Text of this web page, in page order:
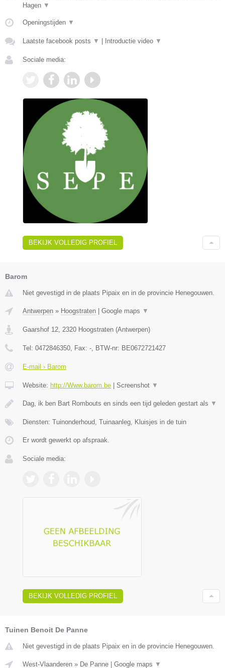
Hagen ▼
Openingstijden ▼
Laatste facebook posts ▼ Introductie video ▼
Sociale media:
BEKIJK VOLLEDIG PROFIEL
Barom
Niet gevestigd in de plaats Pipaix en in de provincie Henegouwen.
Antwerpen » Hoogstraten Google maps ▼
Gaarshof 12 2320 Hoogstraten (Antwerpen)
Tel: 0472846350 , Fax: - , BTW-nr: BE0672721427
E-mail › Barom
Website: http://Www.barom.be Screenshot ▼
Dag, ik ben Bart Rombouts en sinds een tijd geleden gestart als ▼
Diensten: Tuinonderhoud, Tuinaanleg, Kluisjes in de tuin
Er wordt gewerkt op afspraak.
Sociale media:
BEKIJK VOLLEDIG PROFIEL
Tuinen Benoit De Panne
Niet gevestigd in de plaats Pipaix en in de provincie Henegouwen.
West-Vlaanderen » De Panne | Google maps ▼